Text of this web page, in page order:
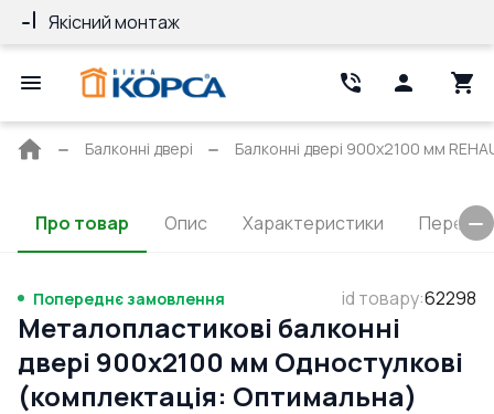
Якісний монтаж
Головна
Балконні двері Балконні двері 900x2100 мм
Про товар Опис Характеристики
Попереднє замовлення id товару:62298
Металопластикові балконні
двері 900x2100 мм Одностулкові
(комплектація: Оптимальна)